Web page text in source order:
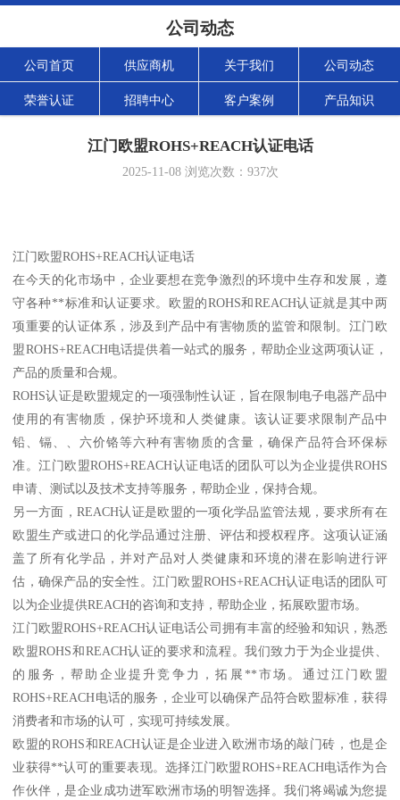
公司动态
公司首页 供应商机 关于我们 公司动态
荣誉认证 招聘中心 客户案例 产品知识
江门欧盟ROHS+REACH认证电话
2025-11-08浏览次数： 937次
江门欧盟ROHS+REACH认证电话
在今天的化市场中，企业要想在竞争激烈的环境中生存和发展，遵
守各种**标准和认证要求。欧盟的ROHS和REACH认证就是其中两
项重要的认证体系，涉及到产品中有害物质的监管和限制。江门欧
盟ROHS+REACH电话提供着一站式的服务，帮助企业这两项认证，
产品的质量和合规。
ROHS认证是欧盟规定的一项强制性认证，旨在限制电子电器产品中
使用的有害物质，保护环境和人类健康。该认证要求限制产品中
铅、镉、、六价铬等六种有害物质的含量，确保产品符合环保标
准。江门欧盟ROHS+REACH认证电话的团队可以为企业提供ROHS
申请、测试以及技术支持等服务，帮助企业，保持合规。
另一方面，REACH认证是欧盟的一项化学品监管法规，要求所有在
欧盟生产或进口的化学品通过注册、评估和授权程序。这项认证涵
盖了所有化学品，并对产品对人类健康和环境的潜在影响进行评
估，确保产品的安全性。江门欧盟ROHS+REACH认证电话的团队可
以为企业提供REACH的咨询和支持，帮助企业，拓展欧盟市场。
江门欧盟ROHS+REACH认证电话公司拥有丰富的经验和知识，熟悉
欧盟ROHS和REACH认证的要求和流程。我们致力于为企业提供、
的服务，帮助企业提升竞争力，拓展**市场。通过江门欧盟
ROHS+REACH电话的服务，企业可以确保产品符合欧盟标准，获得
消费者和市场的认可，实现可持续发展。
欧盟的ROHS和REACH认证是企业进入欧洲市场的敲门砖，也是企
业获得**认可的重要表现。选择江门欧盟ROHS+REACH电话作为合
作伙伴，是企业成功进军欧洲市场的明智选择。我们将竭诚为您提